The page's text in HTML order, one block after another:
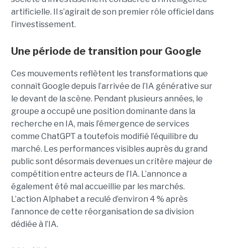
artificielle. Il s’agirait de son premier rôle officiel dans
l’investissement.
Une période de transition pour Google
Ces mouvements reflètent les transformations que
connaît Google depuis l’arrivée de l’IA générative sur
le devant de la scène. Pendant plusieurs années, le
groupe a occupé une position dominante dans la
recherche en IA, mais l’émergence de services
comme ChatGPT a toutefois modifié l’équilibre du
marché. Les performances visibles auprès du grand
public sont désormais devenues un critère majeur de
compétition entre acteurs de l’IA. L’annonce a
également été mal accueillie par les marchés.
L’action Alphabet a reculé d’environ 4 % après
l’annonce de cette réorganisation de sa division
dédiée à l’IA.